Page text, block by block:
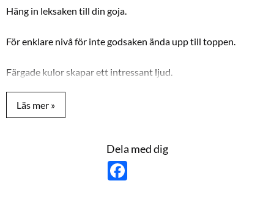
Häng in leksaken till din goja.
För enklare nivå för inte godsaken ända upp till toppen.
Färgade kulor skapar ett intressant ljud.
Passar Morhuvad till Jako
Dela med dig
F